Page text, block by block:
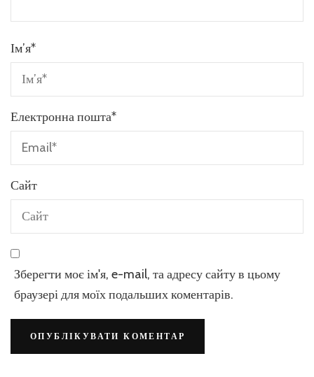
Ім’я*
Електронна пошта*
Сайт
Зберегти моє ім'я, e-mail, та адресу сайту в цьому
браузері для моїх подальших коментарів.